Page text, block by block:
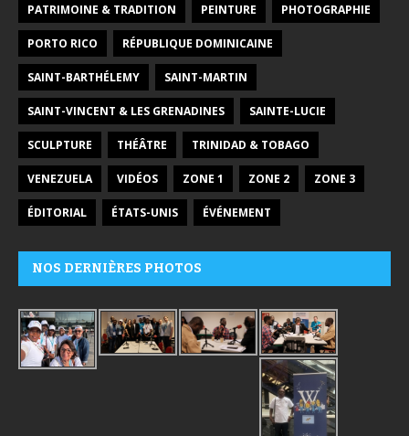
PATRIMOINE & TRADITION PEINTURE PHOTOGRAPHIE
PORTO RICO RÉPUBLIQUE DOMINICAINE
SAINT-BARTHÉLEMY SAINT-MARTIN
SAINT-VINCENT & LES GRENADINES SAINTE-LUCIE
SCULPTURE THÉÂTRE TRINIDAD & TOBAGO
VENEZUELA VIDÉOS ZONE 1 ZONE 2 ZONE 3
ÉDITORIAL ÉTATS-UNIS ÉVÉNEMENT
NOS DERNIÈRES PHOTOS